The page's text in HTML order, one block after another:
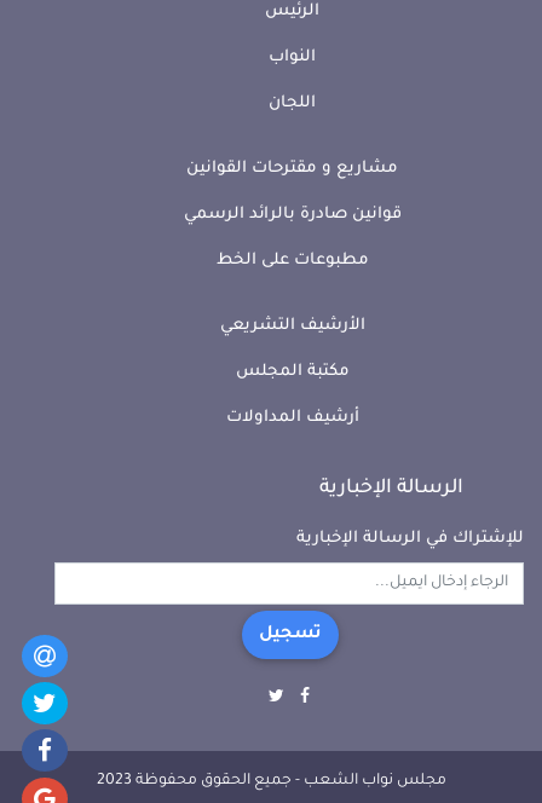
الرئيس
النواب
اللجان
مشاريع و مقترحات القوانين
قوانين صادرة بالرائد الرسمي
مطبوعات على الخط
الأرشيف التشريعي
مكتبة المجلس
أرشيف المداولات
الرسالة الإخبارية
للإشتراك في الرسالة الإخبارية
تسجيل
مجلس نواب الشعب - جميع الحقوق محفوظة 2023